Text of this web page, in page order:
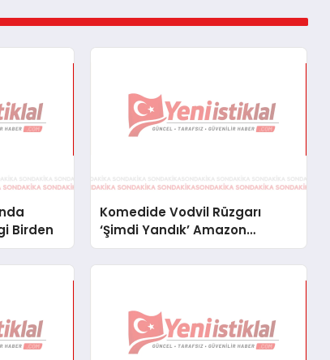
Birden
Komedide Vodvil Rüzgarı
‘Şimdi Yandık’ Amazon
Prime’da